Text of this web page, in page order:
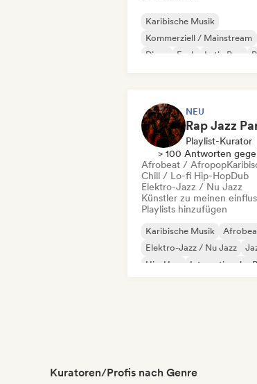
Karibische Musik
Kommerziell / Mainstream
Disco
Funk Latin Pop
NEU
Playlist-Kurator
> 100 Antworten
Afrobeat / Afropop
Chill / Lo-fi Hip-HopDub
Elektro-Jazz / Nu Jazz
Künstler zu meinen
Playlists hinzufügen
Karibische Musik
Elektro-Jazz / Nu Jazz
Hip-Hop
Internationaler
Kuratoren/Profis nach Genre